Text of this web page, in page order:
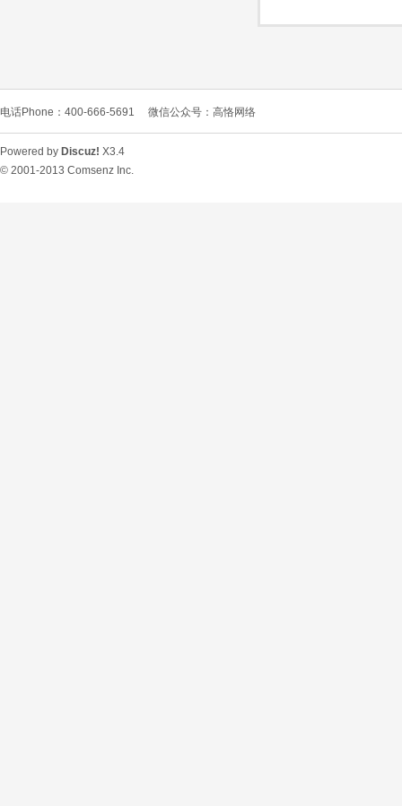
电话Phone：400-666-5691 微信公众号：高恪网络
Powered by Discuz! X3.4
© 2001-2013 Comsenz Inc.